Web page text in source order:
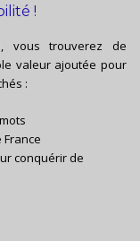
!
vous trouverez de
valeur ajoutée pour
:
conquérir de